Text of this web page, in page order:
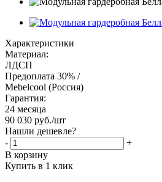
Характеристики
Материал:
ЛДСП
Предоплата 30% /
Mebelcool (Россия)
Гарантия:
24 месяца
90 030 руб./шт
Нашли дешевле?
-
+
В корзину
Купить в 1 клик